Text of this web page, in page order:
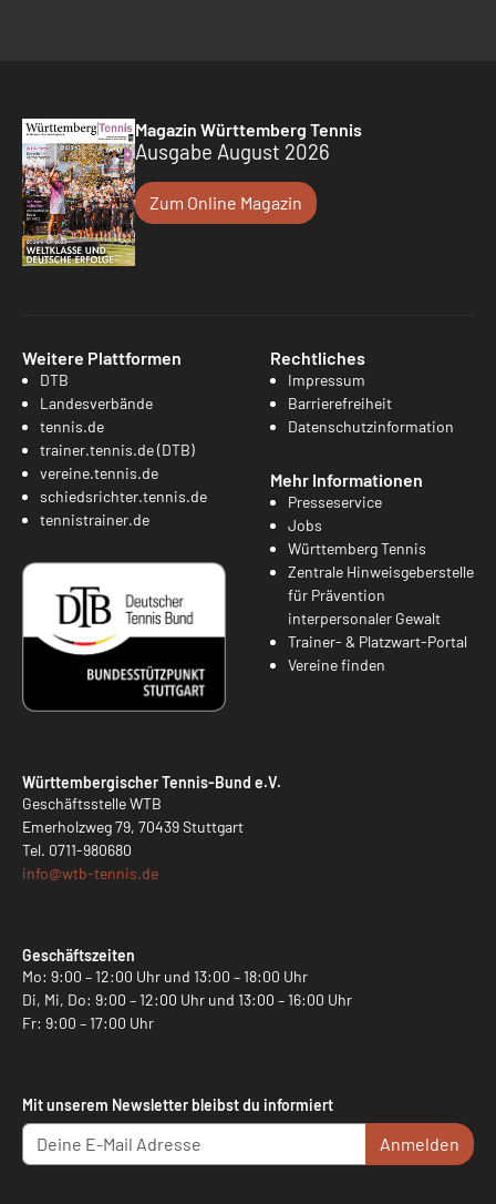
Magazin Württemberg Tennis
Ausgabe August 2026
Zum Online Magazin
Weitere Plattformen
DTB
Landesverbände
tennis.de
trainer.tennis.de (DTB)
vereine.tennis.de
schiedsrichter.tennis.de
tennistrainer.de
Rechtliches
Impressum
Barrierefreiheit
Datenschutzinformation
Mehr Informationen
Presseservice
Jobs
Württemberg Tennis
Zentrale Hinweisgeberstelle
für Prävention
interpersonaler Gewalt
Trainer- & Platzwart-Portal
Vereine finden
Württembergischer Tennis-Bund e.V.
Geschäftsstelle WTB
Emerholzweg 79, 70439 Stuttgart
Tel. 0711-980680
info@wtb-tennis.de
Geschäftszeiten
Mo: 9:00 – 12:00 Uhr und 13:00 – 18:00 Uhr
Di, Mi, Do: 9:00 – 12:00 Uhr und 13:00 – 16:00 Uhr
Fr: 9:00 – 17:00 Uhr
Mit unserem Newsletter bleibst du informiert
Anmelden